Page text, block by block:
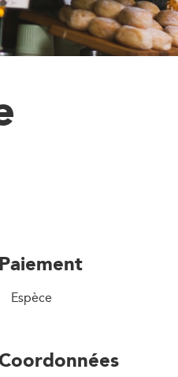
Paiement
Espèce